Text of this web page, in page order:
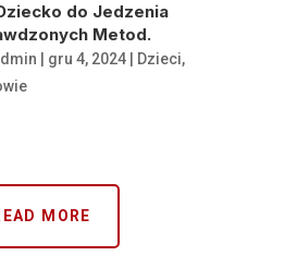
do Jedzenia
Metod.
gru 4, 2024| Dzieci,
MORE